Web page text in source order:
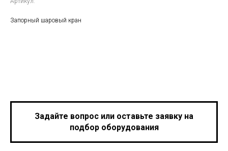
Запорный шаровый кран
Задайте вопрос или оставьте заявку на
подбор оборудования